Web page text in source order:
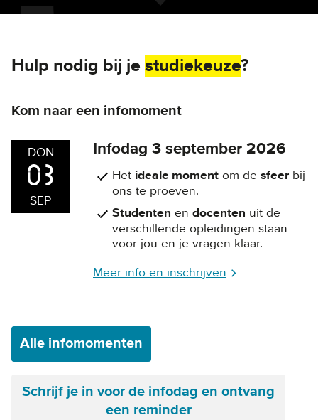
Hulp nodig bij je studiekeuze?
Kom naar een infomoment
DON
03
SEP
Infodag 3 september 2026
Het ideale moment om de sfeer bij
ons te proeven.
Studenten en docenten uit de
verschillende opleidingen staan
voor jou en je vragen klaar.
Meer info en inschrijven
Alle infomomenten
Schrijf je in voor de infodag en ontvang
een reminder